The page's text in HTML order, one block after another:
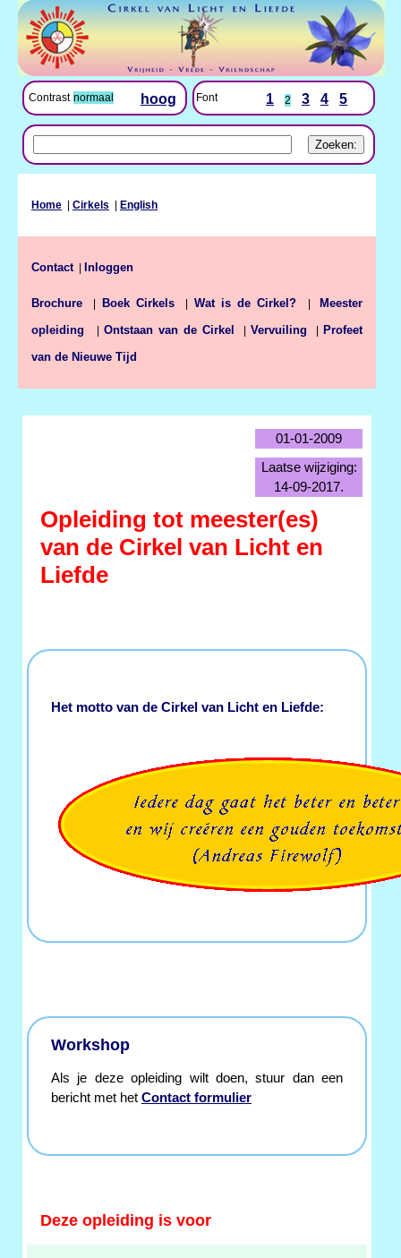
Contrast normaal hoog Font 1 2 3 4 5
Home Cirkels English
Contact| Inloggen
Brochure Boek Cirkels| Wat is de Cirkel? Meester
opleiding Ontstaan van de Cirkel Vervuiling
Profeet
van de Nieuwe Tijd
01-01-2009
Laatse wijziging:
14-09-2017.
Opleiding tot meester(es)
van de Cirkel van Licht en
Liefde
Het motto van de Cirkel van Licht en Liefde:
Workshop
Als je deze opleiding wilt doen, stuur dan een
bericht met het Contact formulier
Deze opleiding is voor